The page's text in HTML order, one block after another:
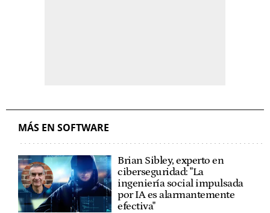
MÁS EN SOFTWARE
Brian Sibley, experto en
ciberseguridad: "La
ingeniería social impulsada
por IA es alarmantemente
efectiva"